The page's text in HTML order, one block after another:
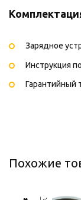
Зарядное
Инструкция
Гарантийный
Похожие